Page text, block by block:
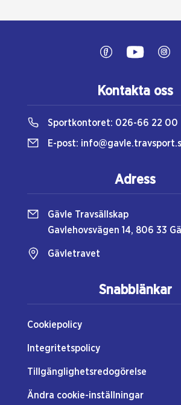
Snabblänkar
Cookiepolicy
Integritetspolicy
Tillgänglighetsredogörelse
Ändra cookie-inställningar
Kontakta oss
Sportkontoret: 026-66 22 00
E-post:
Adress
Gävle Travsällskap
Gavlehovsvägen 14, 806 33
Gävletravet